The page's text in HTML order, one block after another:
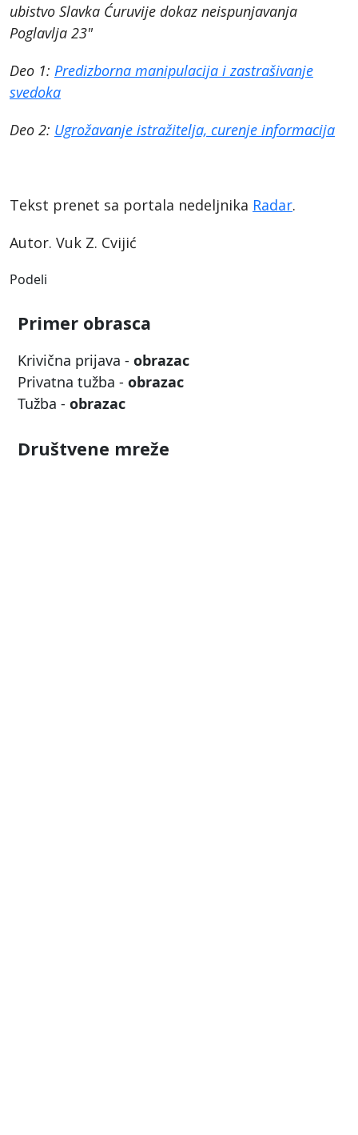
ubistvo Slavka Ćuruvije dokaz neispunjavanja
Poglavlja 23"
Deo 1: Predizborna manipulacija i zastrašivanje
svedoka
Deo 2: Ugrožavanje istražitelja, curenje informacija
Tekst prenet sa portala nedeljnika Radar.
Autor. Vuk Z. Cvijić
Podeli
Primer obrasca
Krivična prijava - obrazac
Privatna tužba - obrazac
Tužba - obrazac
Društvene mreže